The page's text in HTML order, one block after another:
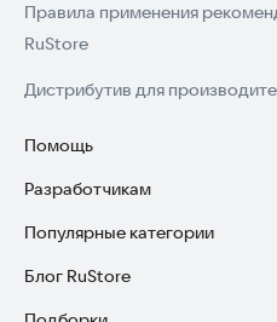
Правила применения
RuStore
Дистрибутив для
Помощь
Установка RuStore на TV
Установка RuStore на телефон
Установка RuStore в машину
Разработчикам
Зарабатывать с RuStore
Стать разработчиком
Популярные категории
Игры для Android
Блог RuStore